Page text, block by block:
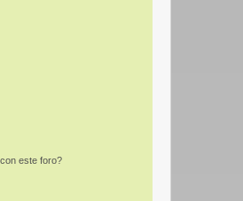
este foro?